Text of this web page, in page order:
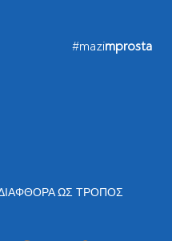
εργαλείων
#mazimprosta
ΩΣ ΤΡΌΠΟΣ